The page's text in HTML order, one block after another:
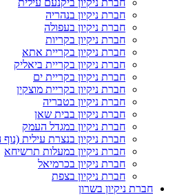
חברת ניקיון בנהריה
חברת ניקיון בעפולה
חברת ניקיון בקריות
חברת ניקיון בקריית אתא
חברת ניקיון בקריית ביאליק
חברת ניקיון בקריית ים
חברת ניקיון בקריית מוצקין
חברת ניקיון בטבריה
חברת ניקיון בבית שאן
חברת ניקיון במגדל העמק
חברת ניקיון בנצרת עילית (נוף
חברת ניקיון במעלות תרשיחא
חברת ניקיון בכרמיאל
חברת ניקיון בצפת
חברת ניקיון בשרון